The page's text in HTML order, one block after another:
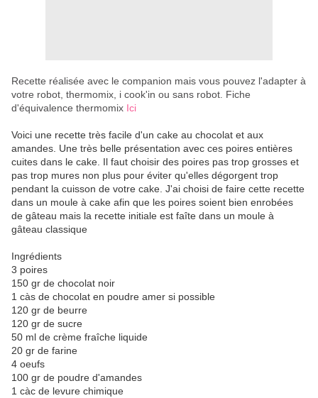
Recette réalisée avec le companion mais vous pouvez l'adapter à
votre robot, thermomix, i cook'in ou sans robot. Fiche
d'équivalence thermomix Ici
Voici une recette très facile d'un cake au chocolat et aux
amandes. Une très belle présentation avec ces poires entières
cuites dans le cake. Il faut choisir des poires pas trop grosses et
pas trop mures non plus pour éviter qu'elles dégorgent trop
pendant la cuisson de votre cake. J'ai choisi de faire cette recette
dans un moule à cake afin que les poires soient bien enrobées
de gâteau mais la recette initiale est faîte dans un moule à
gâteau classique
Ingrédients
3 poires
150 gr de chocolat noir
1 càs de chocolat en poudre amer si possible
120 gr de beurre
120 gr de sucre
50 ml de crème fraîche liquide
20 gr de farine
4 oeufs
100 gr de poudre d'amandes
1 càc de levure chimique